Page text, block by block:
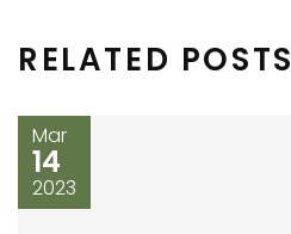
RELATED POSTS
Mar
14
2023